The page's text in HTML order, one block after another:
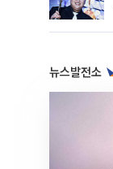
뉴스발전소